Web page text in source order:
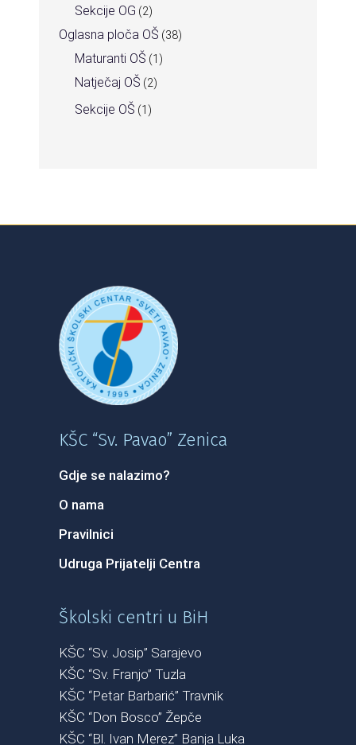
Sekcije OG (2)
Oglasna ploča OŠ (38)
Maturanti OŠ (1)
Natječaj OŠ (2)
Sekcije OŠ (1)
KŠC “Sv. Pavao” Zenica
Gdje se nalazimo?
O nama
Pravilnici
Udruga Prijatelji Centra
Školski centri u BiH
KŠC “Sv. Josip” Sarajevo
KŠC “Sv. Franjo” Tuzla
KŠC “Petar Barbarić” Travnik
KŠC “Don Bosco” Žepče
KŠC “Bl. Ivan Merez” Banja Luka